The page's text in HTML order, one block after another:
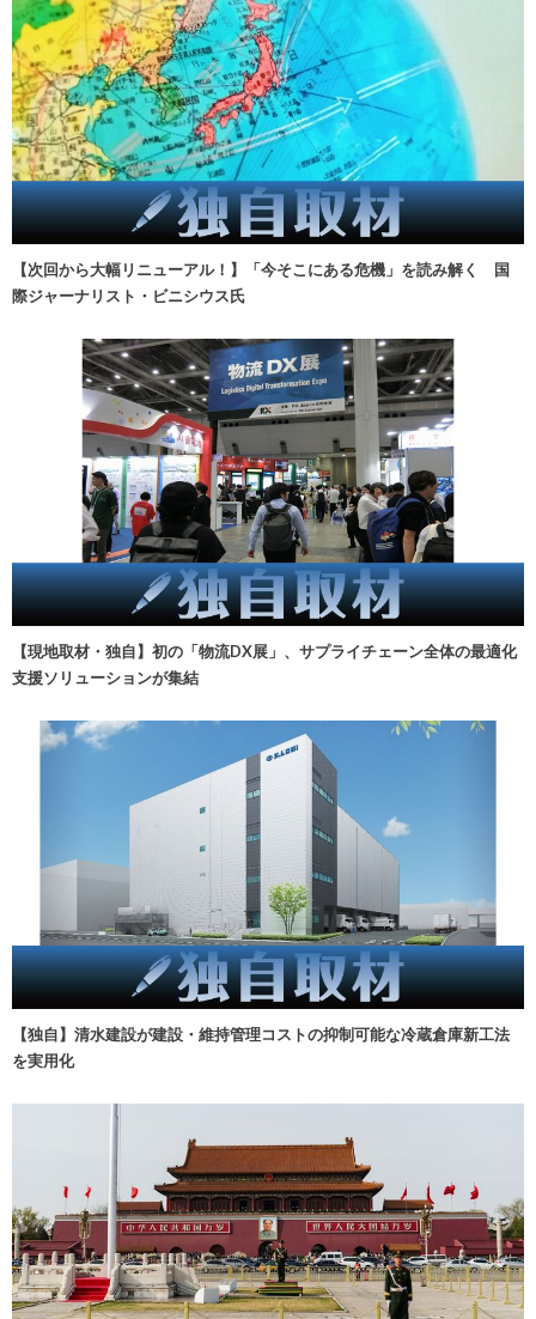
【次回から大幅リニューアル！】「今そこにある危機」を読み解く 国
際ジャーナリスト・ビニシウス氏
【現地取材・独自】初の「物流DX展」、サプライチェーン全体の最適化
支援ソリューションが集結
【独自】清水建設が建設・維持管理コストの抑制可能な冷蔵倉庫新工法
を実用化